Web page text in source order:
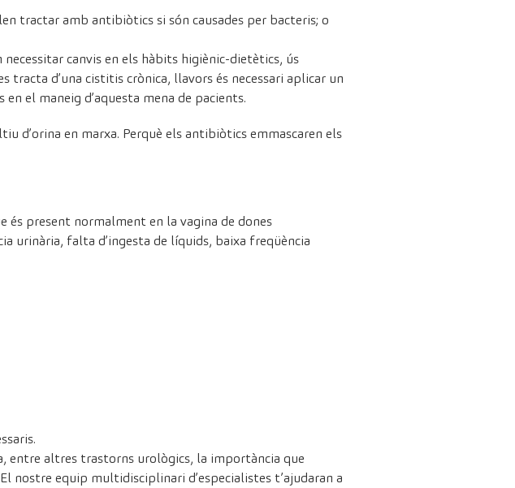
tractar amb antibiòtics si són causades per bacteris; o
canvis en els hàbits higiènic-dietètics, ús
tracta d’una cistitis crònica, llavors és necessari aplicar un
el maneig d’aquesta mena de pacients.
d’orina en marxa. Perquè els antibiòtics emmascaren els
és present normalment en la vagina de dones
urinària, falta d’ingesta de líquids, baixa freqüència
entre altres trastorns urològics, la importància que
nostre equip multidisciplinari d’especialistes t’ajudaran a